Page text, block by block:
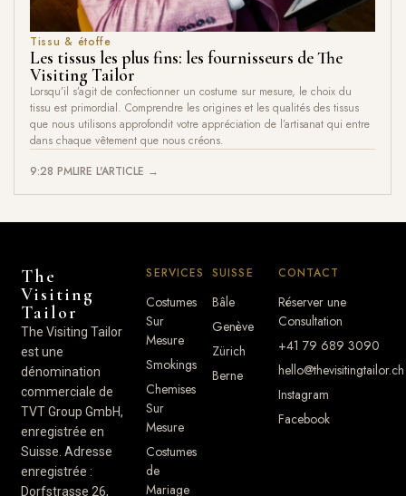
Tissu & étoffe
Les tissus les plus fins: les fournisseurs de The
Visiting Tailor
Lorsqu’il s’agit de confectionner un costume sur mesure, le choix du
tissu est primordial. Comprendre les origines et les qualités des tissus
que nous utilisons approfondit votre appréciation de l’artisanat qui entre
dans chaque vêtement que nous créons.
9:28 PMLIRE L'ARTICLE →
The
Visiting
Tailor
The Visiting Tailor
est une
dénomination
commerciale de
TVT Group GmbH,
enregistrée en
Suisse. Adresse
enregistrée :
Dorfstrasse 26,
SERVICES
Costumes
Sur
Mesure
Smokings
Chemises
Sur
Mesure
Costumes
de
Mariage
SUISSE
Bâle
Genève
Zürich
Berne
CONTACT
Réserver une
Consultation
+41 79 689 3090
hello@thevisitingtailor.ch
Instagram
Facebook